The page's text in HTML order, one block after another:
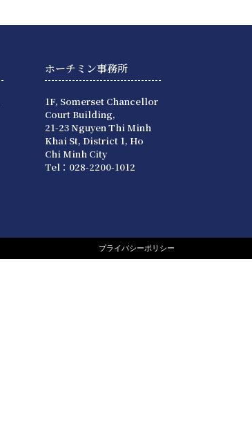
ホーチミン事務所
1F, Somerset Chancellor
Court Building,
21-23 Nguyen Thi Minh
Khai St, District 1, Ho
Chi Minh City
Tel：028-2200-1012
プライバシーポリシー